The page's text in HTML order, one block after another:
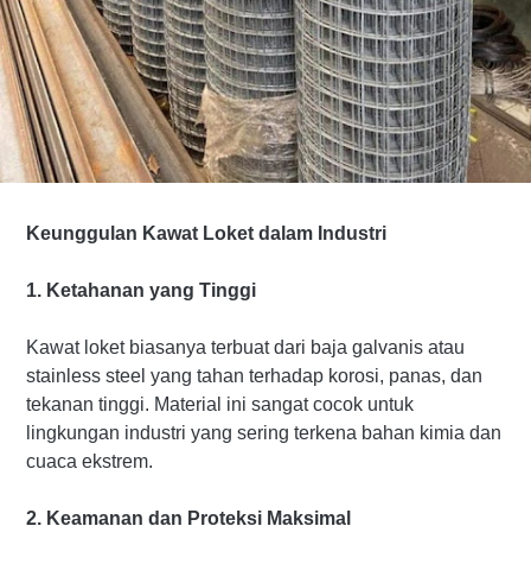
Keunggulan Kawat Loket dalam Industri
1. Ketahanan yang Tinggi
Kawat loket biasanya terbuat dari baja galvanis atau
stainless steel yang tahan terhadap korosi, panas, dan
tekanan tinggi. Material ini sangat cocok untuk
lingkungan industri yang sering terkena bahan kimia dan
cuaca ekstrem.
2. Keamanan dan Proteksi Maksimal